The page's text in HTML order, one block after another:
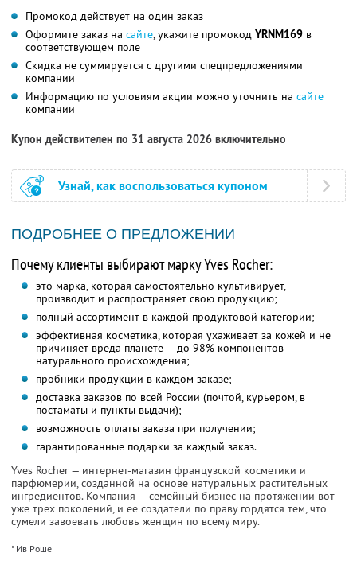
Промокод действует на один заказ
Оформите заказ на сайте, укажите промокод YRNM169 в
соответствующем поле
Скидка не суммируется с другими спецпредложениями
компании
Информацию по условиям акции можно уточнить на сайте
компании
Купон действителен по 31 августа 2026 включительно
Узнай, как воспользоваться купоном
ПОДРОБНЕЕ О ПРЕДЛОЖЕНИИ
Почему клиенты выбирают марку Yves Rocher:
это марка, которая самостоятельно культивирует,
производит и распространяет свою продукцию;
полный ассортимент в каждой продуктовой категории;
эффективная косметика, которая ухаживает за кожей и не
причиняет вреда планете — до 98% компонентов
натурального происхождения;
пробники продукции в каждом заказе;
доставка заказов по всей России (почтой, курьером, в
постаматы и пункты выдачи);
возможность оплаты заказа при получении;
гарантированные подарки за каждый заказ.
Yves Rocher — интернет-магазин французской косметики и
парфюмерии, созданной на основе натуральных растительных
ингредиентов. Компания — семейный бизнес на протяжении вот
уже трех поколений, и её создатели по праву гордятся тем, что
сумели завоевать любовь женщин по всему миру.
* Ив Роше